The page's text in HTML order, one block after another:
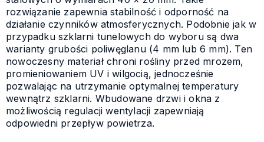
rozwiązanie zapewnia stabilność i odporność na
działanie czynników atmosferycznych. Podobnie jak w
przypadku szklarni tunelowych do wyboru są dwa
warianty grubości poliwęglanu (4 mm lub 6 mm). Ten
nowoczesny materiał chroni rośliny przed mrozem,
promieniowaniem UV i wilgocią, jednocześnie
pozwalając na utrzymanie optymalnej temperatury
wewnątrz szklarni. Wbudowane drzwi i okna z
możliwością regulacji wentylacji zapewniają
odpowiedni przepływ powietrza.